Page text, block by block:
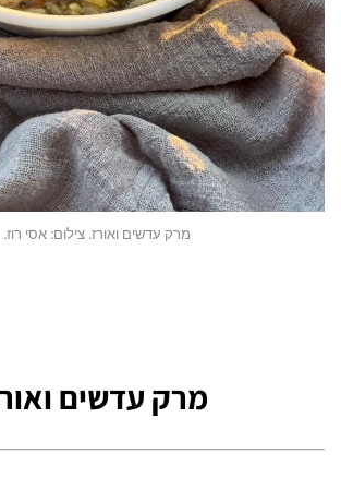
מרק עדשים ואורז. צילום: אסי רוז.
מרק עדשים